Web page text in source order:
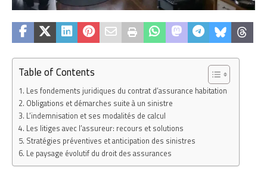
Table of Contents
Les fondements juridiques du contrat d’assurance habitation
Obligations et démarches suite à un sinistre
L’indemnisation et ses modalités de calcul
Les litiges avec l’assureur: recours et solutions
Stratégies préventives et anticipation des sinistres
Le paysage évolutif du droit des assurances